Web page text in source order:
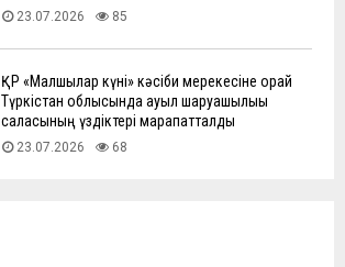
23.07.2026 85
ҚР «Малшылар күні» кәсіби мерекесіне орай
Түркістан облысында ауыл шаруашылығы
саласының үздіктері марапатталды
23.07.2026 68